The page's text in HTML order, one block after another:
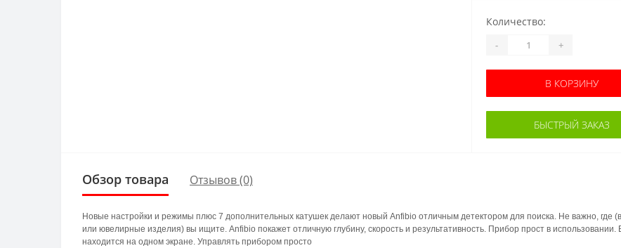
Количество:
- +
В КОРЗИНУ
БЫСТРЫЙ ЗАКАЗ
Обзор товара Отзывов (0)
Новые настройки и режимы плюс 7 дополнительных катушек делают новый Anfibio отличным детектором для поиска. Не важно, где
или ювелирные изделия) вы ищите. Anfibio покажет отличную глубину, скорость и результативность. Прибор прост в
находится на одном экране. Управлять прибором просто